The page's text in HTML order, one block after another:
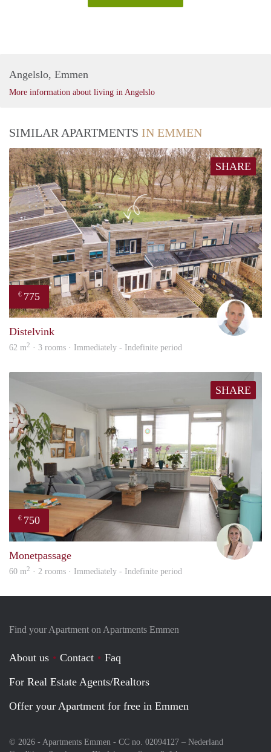
Angelslo, Emmen
More information about living in Angelslo
SIMILAR APARTMENTS IN EMMEN
SHARE
€ 775
Distelvink
62 m2 · 3 rooms · Immediately - Indefinite period
SHARE
€ 750
Monetpassage
60 m2 · 2 rooms · Immediately - Indefinite period
Find your Apartment on Apartments Emmen
About us Contact
Faq
For Real Estate Agents/Realtors
Offer your Apartment for free in Emmen
© 2026 - Apartments Emmen - CC no. 02094127 – Nederland